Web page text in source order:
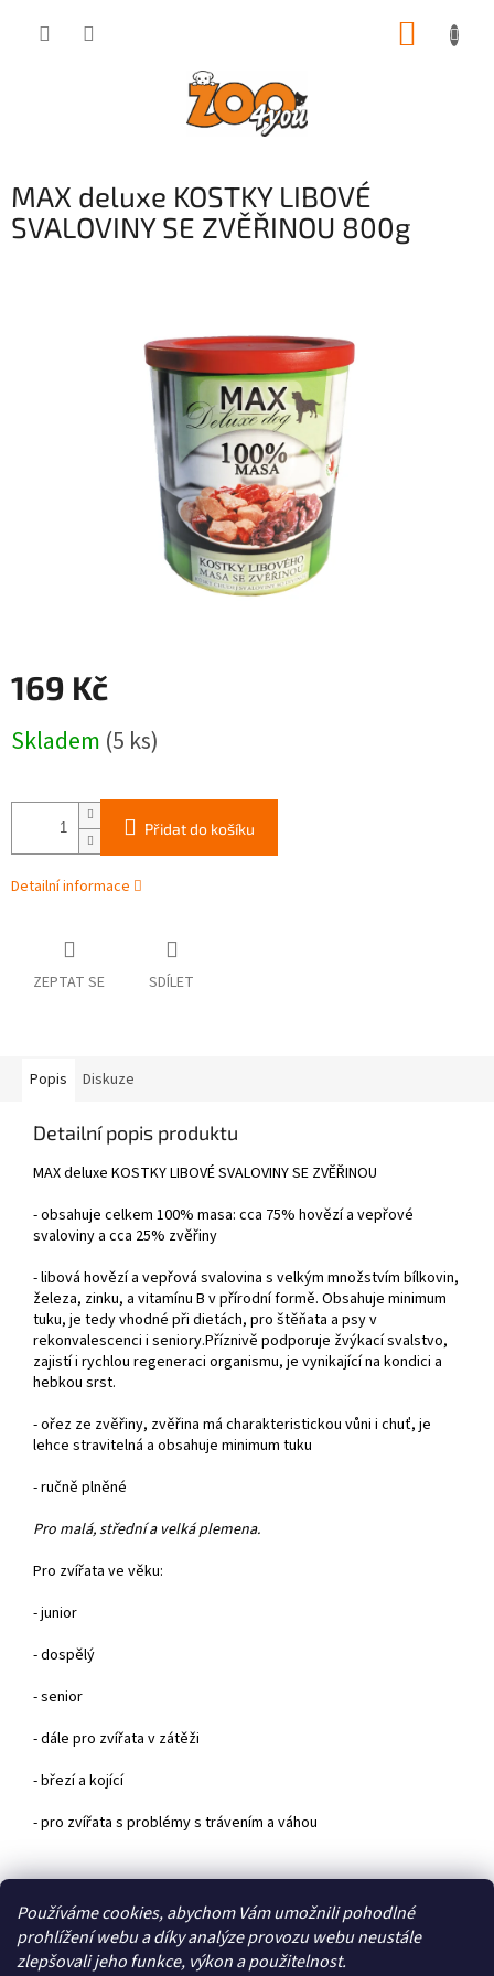
Používáme cookies, abychom Vám umožnili pohodlné
prohlížení webu a díky analýze provozu webu neustále
zlepšovali jeho funkce, výkon a použitelnost.
MAX deluxe KOSTKY LIBOVÉ
SVALOVINY SE ZVĚŘINOU 800g
169 Kč
cena:
Skladem (5 ks)
Přidat do košíku
Detailní informace
ZEPTAT SE SDÍLET
Popis Diskuze
Detailní popis produktu
MAX deluxe KOSTKY LIBOVÉ SVALOVINY SE ZVĚŘINOU
- obsahuje celkem 100% masa: cca 75% hovězí a vepřové
svaloviny a cca 25% zvěřiny
- libová hovězí a vepřová svalovina s velkým množstvím bílkovin,
železa, zinku, a vitamínu B v přírodní formě. Obsahuje minimum
tuku, je tedy vhodné při dietách, pro štěňata a psy v
rekonvalescenci i seniory.Příznivě podporuje žvýkací svalstvo,
zajistí i rychlou regeneraci organismu, je vynikající na kondici a
hebkou srst.
- ořez ze zvěřiny, zvěřina má charakteristickou vůni i chuť, je
lehce stravitelná a obsahuje minimum tuku
- ručně plněné
Pro malá, střední a velká plemena.
Pro zvířata ve věku:
- junior
- dospělý
- senior
- dále pro zvířata v zátěži
- březí a kojící
- pro zvířata s problémy s trávením a váhou
Zboží.cz Heureka.cz